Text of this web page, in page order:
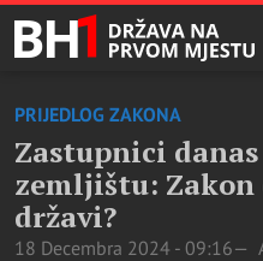
PRIJEDLOG ZAKONA
Zastupnici
zemljištu:
državi?
18 Decembra 2024 - 09:16